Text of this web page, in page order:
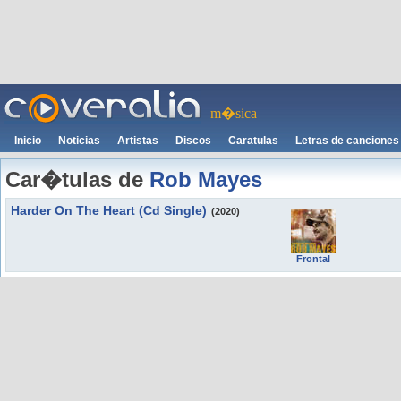
m�sica
Inicio Noticias Artistas Discos Caratulas Letras de canciones
Car�tulas de Rob Mayes
Harder On The Heart (Cd Single) (2020)
Frontal